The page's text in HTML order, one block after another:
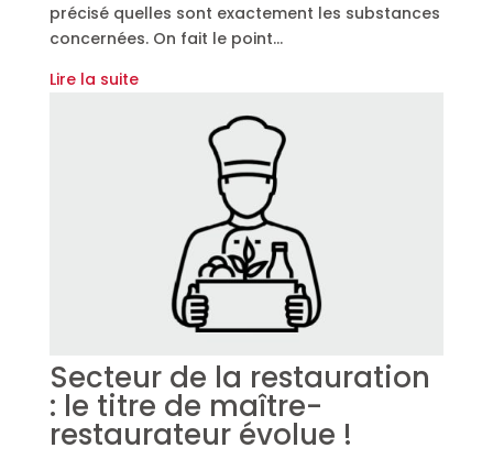
précisé quelles sont exactement les substances
concernées. On fait le point…
Lire la suite
Secteur de la restauration
: le titre de maître-
restaurateur évolue !